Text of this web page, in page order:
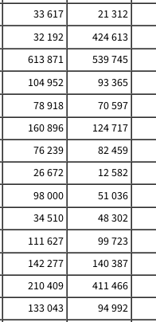
33 617 21 312
32 192 424 613
613 871 539 745
104 952 93 365
78 918 70 597
160 896 124 717
76 239 82 459
26 672 12 582
98 000 51 036
34 510 48 302
111 627 99 723
142 277 140 387
210 409 411 466
133 043 94 992